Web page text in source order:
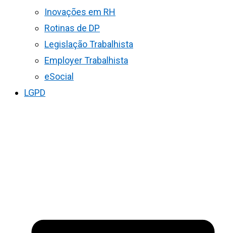
Inovações em RH
Rotinas de DP
Legislação Trabalhista
Employer Trabalhista
eSocial
LGPD